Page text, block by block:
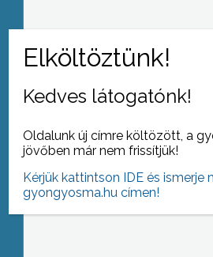
Már 5. alkalommal
Mátra Jövője Turisztikai
Mátrai Múzeumok
Kedves látogatónk!
Oldalunk új címre költözött, a
jövőben már nem frissítjük!
Kérjük kattintson IDE és ismerje
gyongyosma.hu címen!